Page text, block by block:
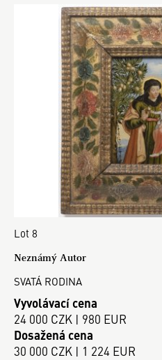
Lot 8
Neznámý Autor
SVATÁ RODINA
Vyvolávací cena
24 000 CZK | 980 EUR
Dosažená cena
30 000 CZK | 1 224 EUR